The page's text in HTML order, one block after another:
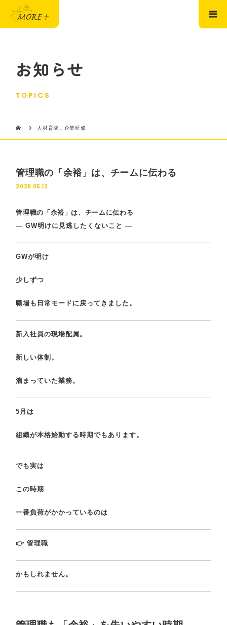
お知らせ
TOPICS
人材育成 企業研修
管理職の「余裕」は、チームに伝わる
2026.05.12
管理職の「余裕」は、チームに伝わる
― GW明けに見逃したくないこと ―
GWが明け
少しずつ
職場も日常モードに戻ってきました。
新入社員の現場配属。
新しい体制。
溜まっていた業務。
5月は
組織が本格始動する時期でもあります。
でも実は
この時期
一番負荷がかかっているのは
👉 管理職
かもしれません。